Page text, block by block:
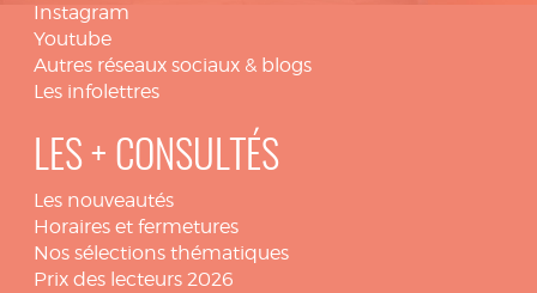
Instagram
Youtube
Autres réseaux sociaux & blogs
Les infolettres
LES + CONSULTÉS
Les nouveautés
Horaires et fermetures
Nos sélections thématiques
Prix des lecteurs 2026